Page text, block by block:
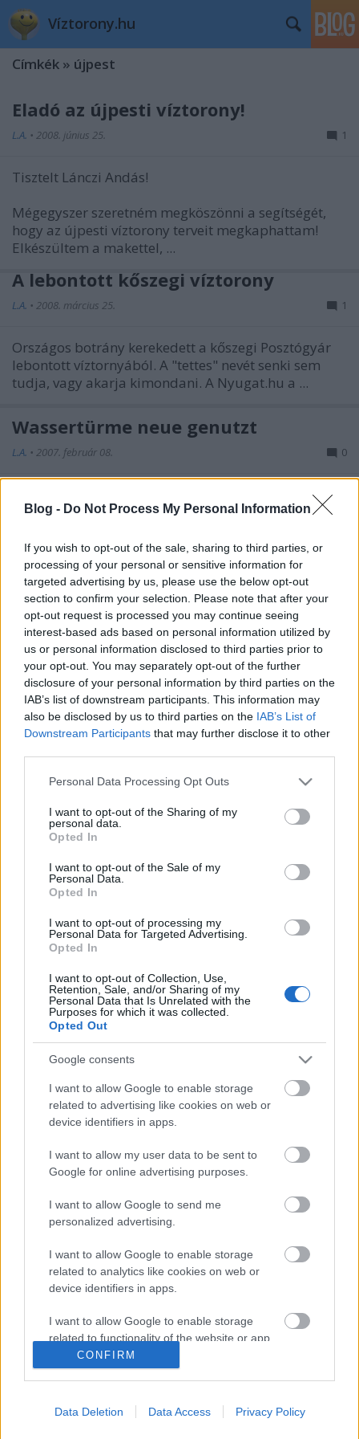
Blog - Do Not Process My Personal Information
If you wish to opt-out of the sale, sharing to third parties, or
processing of your personal or sensitive information for
targeted advertising by us, please use the below opt-out
section to confirm your selection. Please note that after your
opt-out request is processed you may continue seeing
interest-based ads based on personal information utilized by
us or personal information disclosed to third parties prior to
your opt-out. You may separately opt-out of the further
disclosure of your personal information by third parties on the
IAB’s list of downstream participants. This information may
also be disclosed by us to third parties on the IAB’s List of
Downstream Participants that may further disclose it to other
Please note that this website/app uses one or more Google
not limited to your visit or usage behaviour. You may click to
grant or deny consent to Google and its third-party tags to
use your data for below specified purposes in below Google
consent section.
Personal Data Processing Opt Outs
I want to opt-out of the Sharing of my
personal data.
Opted In
I want to opt-out of the Sale of my
Personal Data.
Opted In
I want to opt-out of processing my
Personal Data for Targeted Advertising.
Opted In
I want to opt-out of Collection, Use,
Retention, Sale, and/or Sharing of my
Personal Data that Is Unrelated with the
Purposes for which it was collected.
Opted Out
Google consents
I want to allow Google to enable storage
related to advertising like cookies on web or
device identifiers in apps.
I want to allow my user data to be sent to
Google for online advertising purposes.
I want to allow Google to send me
personalized advertising.
I want to allow Google to enable storage
related to analytics like cookies on web or
device identifiers in apps.
I want to allow Google to enable storage
related to functionality of the website or app.
I want to allow Google to enable storage
I want to allow Google to enable storage
CONFIRM
Data Deletion Data Access Privacy Policy
Víztorony.hu
Címkék » újpest
Eladó az újpesti víztorony!
L.A. • 2008. június 25. 1
Tisztelt Lánczi Andás!
Mégegyszer szeretném megköszönni a segítségét,
hogy az újpesti víztorony terveit megkaphattam!
Elkészültem a makettel, ...
A lebontott kőszegi víztorony
L.A. • 2008. március 25. 1
Országos botrány kerekedett a kőszegi Posztógyár
lebontott víztornyából. A "tettes" nevét senki sem
tudja, vagy akarja kimondani. A Nyugat.hu a ...
Wassertürme neue genutzt
L.A. • 2007. február 08. 0
Biztos emlékeztek rá, hogy korábban említettem,
mennyire megtetszett az a német víztornyos könyv,
No hát ...
Árpd úti víztorony
L.A.•2005. november 11.
Szerencsére nem sült el rosszul, hogy a Kultúrház is
meghirdette tegnap este a mai kis víztorony-
látogatásunkat, egész sokan voltunk így. Kicsit ...
Dolgozatjavítás
Ma végignéztem vagy húsz dolgozatot a
műegyetemen, melyek víztornyokról szólnak. Hát
gyerekek... Három volt összesen, ami nem a
viztorony.hu ...
Gondolat
2005. április 06.
Egy érdekes gondolat hangzott el a toronyban (vagy
a tetején), miszerint egyáltalán nem biztos, hogy egy
víztorony sorsának jót tesz, ha a ...
Cérnagyár
Most, hogy ezzel az újpesti
cérnagyár képeit is, végre leesett a tantusz, hogy
miért van az a ...
Hogy mik vannak a pincében...
Ma nem volt nagy hajtás, vagy
legalábbis én lustálkodtam. Levittem egy adag
kacatot a pincébe, és amikor helyet csináltam neki,
mi akadt a kezembe? Na ...
Visszatértem a nyaralásból
2003. augusztus 18.